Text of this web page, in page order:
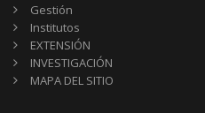
Gestión
Institutos
EXTENSIÓN
INVESTIGACIÓN
MAPA DEL SITIO